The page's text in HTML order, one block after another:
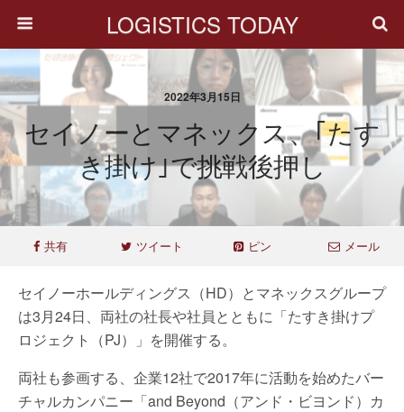
LOGISTICS TODAY
2022年3月15日
セイノーとマネックス、｢たす
き掛け｣で挑戦後押し
共有 ツイート ピン メール
セイノーホールディングス（HD）とマネックスグループ
は3月24日、両社の社長や社員とともに「たすき掛けプ
ロジェクト（PJ）」を開催する。
両社も参画する、企業12社で2017年に活動を始めたバー
チャルカンパニー「and Beyond（アンド・ビヨンド）カ